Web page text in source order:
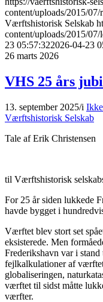
content/uploads/2015/
Værftshistorisk Selskab
content/uploads/2015/
23 05:57:322026-04-23
26 marts 2026
VHS 25 års
13. september 2025/i
Værftshistorisk Selskab
Tale af Erik Christensen
til Værftshistorisk
For 25 år siden lukkede
havde bygget i
Værftet blev stort set
eksisterede. Men
Frederikshavn var i
fejlkalkulationer af
globaliseringen,
værftet til sidst måtte
værfter.